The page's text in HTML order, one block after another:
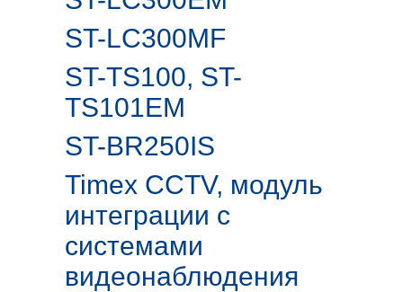
ST-LC300MF
ST-TS100, ST-
TS101EM
ST-BR250IS
Timex CCTV, модуль
интеграции с
системами
видеонаблюдения